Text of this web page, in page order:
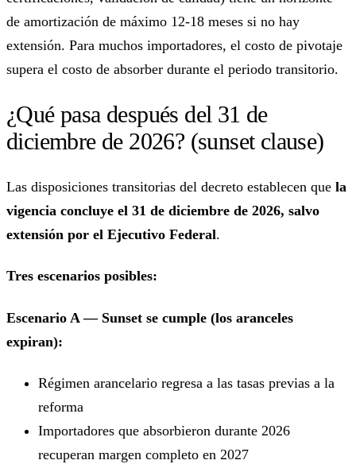
de amortización de máximo 12-18 meses si no hay
extensión. Para muchos importadores, el costo de pivotaje
supera el costo de absorber durante el periodo transitorio.
¿Qué pasa después del 31 de
diciembre de 2026? (sunset clause)
Las disposiciones transitorias del decreto establecen que la
vigencia concluye el 31 de diciembre de 2026, salvo
extensión por el Ejecutivo Federal.
Tres escenarios posibles:
Escenario A — Sunset se cumple (los aranceles
expiran):
Régimen arancelario regresa a las tasas previas a la
reforma
Importadores que absorbieron durante 2026
recuperan margen completo en 2027